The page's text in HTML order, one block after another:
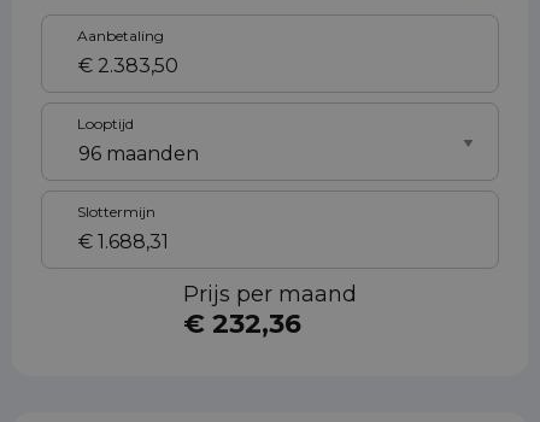
Aanbetaling
Looptijd
Slottermijn
Prijs per maand
€ 232,36